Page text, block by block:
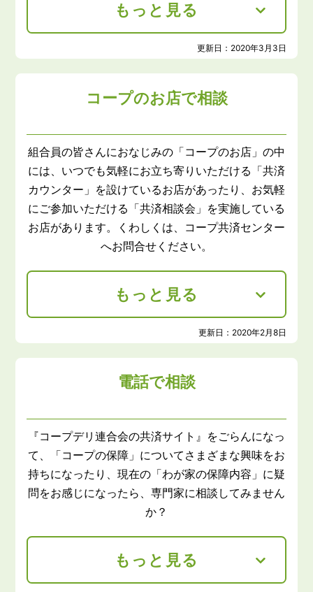
もっと見る
更新日： 2020年3月3日
コープのお店で相談
組合員の皆さんにおなじみの「コープのお店」の中
には、いつでも気軽にお立ち寄りいただける「共済
カウンター」を設けているお店があったり、お気軽
にご参加いただける「共済相談会」を実施している
お店があります。くわしくは、コープ共済センター
へお問合せください。
もっと見る
更新日： 2020年2月8日
電話で相談
『コープデリ連合会の共済サイト』をごらんになっ
て、「コープの保障」についてさまざまな興味をお
持ちになったり、現在の「わが家の保障内容」に疑
問をお感じになったら、専門家に相談してみません
か？
もっと見る